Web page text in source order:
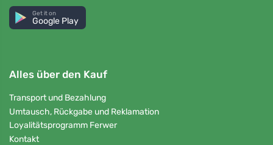
Get it on
Google Play
Alles über den Kauf
Transport und Bezahlung
Umtausch, Rückgabe und Reklamation
Loyalitätsprogramm Ferwer
Kontakt